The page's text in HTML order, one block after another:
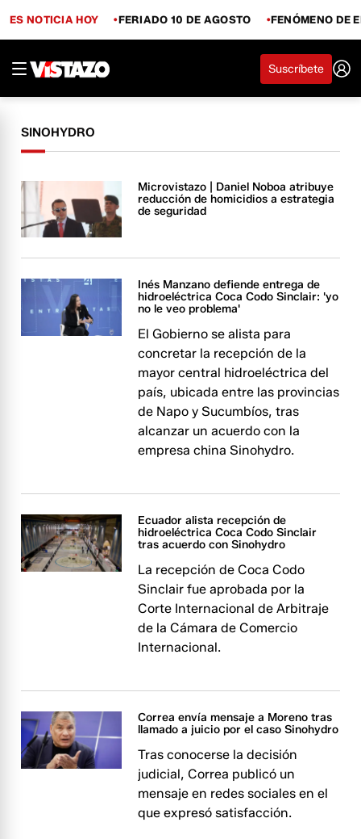
ES NOTICIA HOY FERIADO 10 DE AGOSTO FENÓMENO DE
Suscríbete
SINOHYDRO
Microvistazo | Daniel Noboa atribuye
reducción de homicidios a estrategia
de seguridad
Inés Manzano defiende entrega de
hidroeléctrica Coca Codo Sinclair: 'yo
no le veo problema'
El Gobierno se alista para
concretar la recepción de la
mayor central hidroeléctrica del
país, ubicada entre las provincias
de Napo y Sucumbíos, tras
alcanzar un acuerdo con la
empresa china Sinohydro.
Ecuador alista recepción de
hidroeléctrica Coca Codo Sinclair
tras acuerdo con Sinohydro
La recepción de Coca Codo
Sinclair fue aprobada por la
Corte Internacional de Arbitraje
de la Cámara de Comercio
Internacional.
Correa envía mensaje a Moreno tras
llamado a juicio por el caso Sinohydro
Tras conocerse la decisión
judicial, Correa publicó un
mensaje en redes sociales en el
que expresó satisfacción.